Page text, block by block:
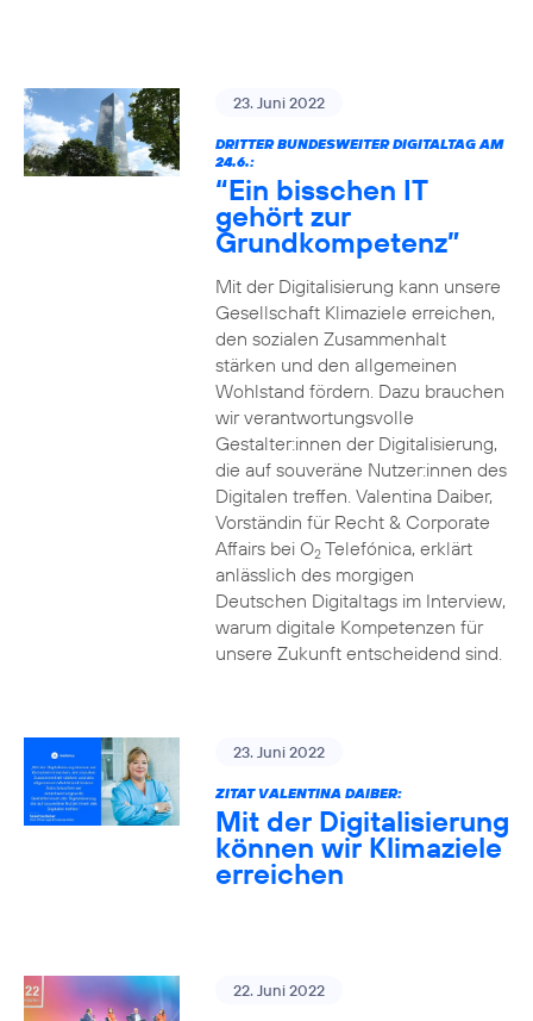
23. Juni 2022
DRITTER BUNDESWEITER DIGITALTAG AM
24.6.:
“Ein bisschen IT
gehört zur
Grundkompetenz”
Mit der Digitalisierung kann unsere
Gesellschaft Klimaziele erreichen,
den sozialen Zusammenhalt
stärken und den allgemeinen
Wohlstand fördern. Dazu brauchen
wir verantwortungsvolle
Gestalter:innen der Digitalisierung,
die auf souveräne Nutzer:innen des
Digitalen treffen. Valentina Daiber,
Vorständin für Recht & Corporate
Affairs bei O2Telefónica, erklärt
anlässlich des morgigen
Deutschen Digitaltags im Interview,
warum digitale Kompetenzen für
unsere Zukunft entscheidend sind.
23. Juni 2022
ZITAT VALENTINA DAIBER:
Mit der Digitalisierung
können wir Klimaziele
erreichen
22. Juni 2022